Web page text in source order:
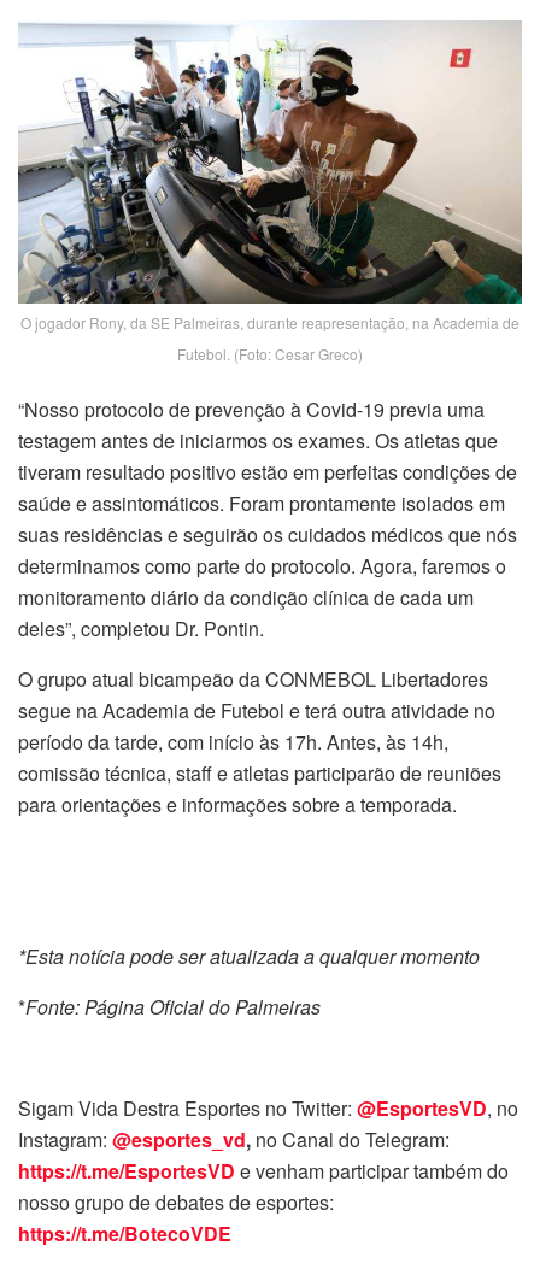
O jogador Rony, da SE Palmeiras, durante reapresentação, na Academia de
Futebol. (Foto: Cesar Greco)
“Nosso protocolo de prevenção à Covid-19 previa uma
testagem antes de iniciarmos os exames. Os atletas que
tiveram resultado positivo estão em perfeitas condições de
saúde e assintomáticos. Foram prontamente isolados em
suas residências e seguirão os cuidados médicos que nós
determinamos como parte do protocolo. Agora, faremos o
monitoramento diário da condição clínica de cada um
deles”, completou Dr. Pontin.
O grupo atual bicampeão da CONMEBOL Libertadores
segue na Academia de Futebol e terá outra atividade no
período da tarde, com início às 17h. Antes, às 14h,
comissão técnica, staff e atletas participarão de reuniões
para orientações e informações sobre a temporada.
*Esta notícia pode ser atualizada a qualquer momento
*Fonte: Página Oficial do Palmeiras
Sigam Vida Destra Esportes no Twitter: @EsportesVD, no
Instagram: @esportes_vd, no Canal do Telegram:
https://t.me/EsportesVD e venham participar também do
nosso grupo de debates de esportes:
https://t.me/BotecoVDE